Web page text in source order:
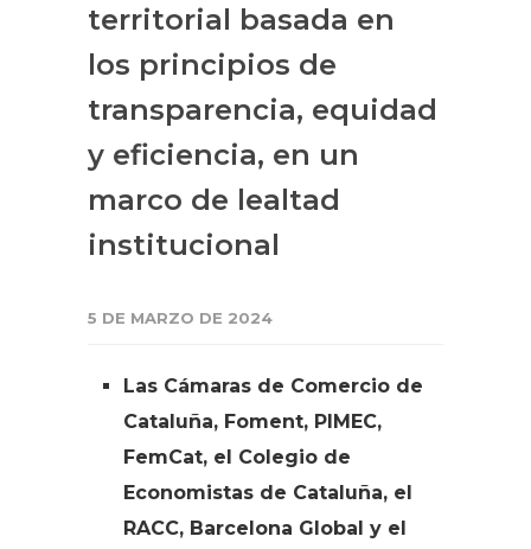
territorial basada en
los principios de
transparencia, equidad
y eficiencia, en un
marco de lealtad
institucional
5 DE MARZO DE 2024
Las Cámaras de Comercio de
Cataluña, Foment, PIMEC,
FemCat, el Colegio de
Economistas de Cataluña, el
RACC, Barcelona Global y el